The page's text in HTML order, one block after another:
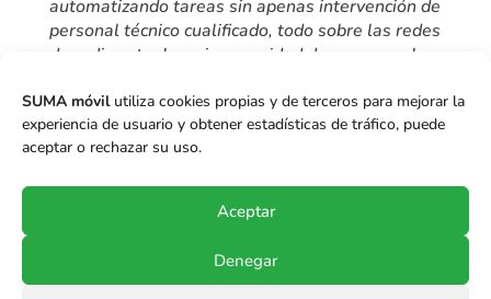
SUMA móvilutiliza cookies propias y de terceros para mejorar la
experiencia de usuario y obtener estadísticas de tráfico, puede
aceptar o rechazar su uso.
Aceptar
Denegar
automatizando tareas sin apenas intervención de
personal técnico cualificado, todo sobre las redes
de radio actuales, sin necesidad de esperar a las
Más información